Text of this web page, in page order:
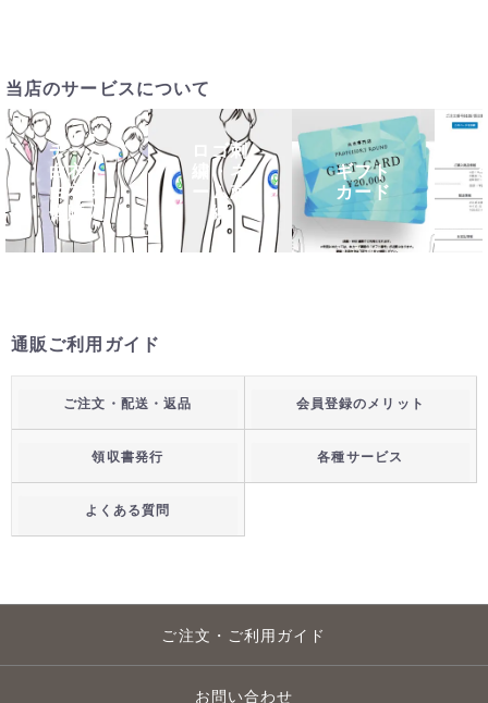
当店のサービスについて
チーム
白衣・
白衣団
体購入
ロゴ刺
繍・ネ
ーム刺
繍
ギフト
カード
通販ご利用ガイド
ご注文・配送・返品 会員登録のメリット
領収書発行 各種サービス
よくある質問
ご注文・ご利用ガイド
お問い合わせ